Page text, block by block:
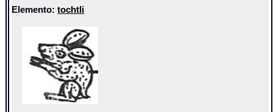
Elemento:tochtli